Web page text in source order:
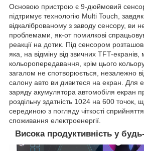
Основою пристрою є 9-дюймовий
підтримує технологію Multi Touch,
відкаліброваному з заводу сенсору, ви
проблемами, як-от помилкові
реакції на дотик. Під сенсором
яка, на відміну від звичних TFT-екранів,
кольоропередавання, крім цього
загалом не спотворюється, незалежно
салону авто ви дивитеся на екран. Для
заряду акумулятора автомобіля екран
роздільну здатність 1024 на 600 точок,
серединою з погляду чіткості
споживання електроенергії.
Висока продуктивність у